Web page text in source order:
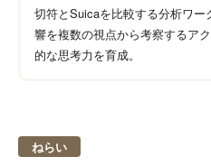
切符とSuicaを比較する分析ワ
響を複数の視点から考察するア
的な思考力を育成。
ねらい